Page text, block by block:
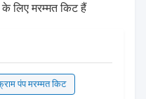
लिए मरम्मत किट हैं
पंप मरम्मत किट